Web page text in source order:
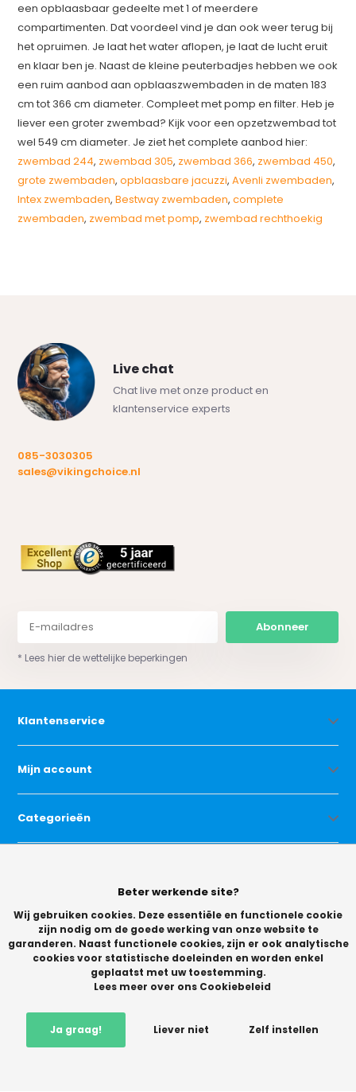
een opblaasbaar gedeelte met 1 of meerdere
compartimenten. Dat voordeel vind je dan ook weer terug bij
het opruimen. Je laat het water aflopen, je laat de lucht eruit
en klaar ben je. Naast de kleine peuterbadjes hebben we ook
een ruim aanbod aan opblaaszwembaden in de maten 183
cm tot 366 cm diameter. Compleet met pomp en filter. Heb je
liever een groter zwembad? Kijk voor een opzetzwembad tot
wel 549 cm diameter. Je ziet het complete aanbod hier:
zwembad 244, zwembad 305, zwembad 366, zwembad 450,
grote zwembaden,opblaasbare jacuzzi,Avenli zwembaden,
Intex zwembaden,Bestway zwembaden,complete
zwembaden, zwembad met pomp, zwembad rechthoekig
Live chat
Chat live met onze product en
klantenservice experts
085-3030305
sales@vikingchoice.nl
Abonneer
* Lees hier de wettelijke beperkingen
Klantenservice
Mijn account
Categorieën
© Copyright 2026 -
Beter werkende site?
Wij gebruiken cookies. Deze essentiële en functionele cookie
zijn nodig om de goede werking van onze website te
garanderen. Naast functionele cookies, zijn er ook analytische
cookies voor statistische doeleinden en worden enkel
geplaatst met uw toestemming.
Lees meer over ons Cookiebeleid
Ja graag! Liever niet Zelf instellen